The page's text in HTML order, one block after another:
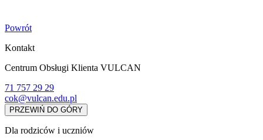
Powrót
Kontakt
Centrum Obsługi Klienta VULCAN
71 757 29 29
cok@vulcan.edu.pl
PRZEWIŃ DO GÓRY
Dla rodziców i uczniów